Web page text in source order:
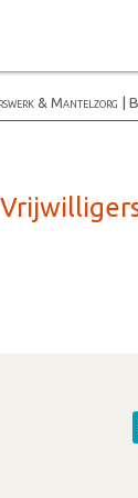
& Mantelzorg |